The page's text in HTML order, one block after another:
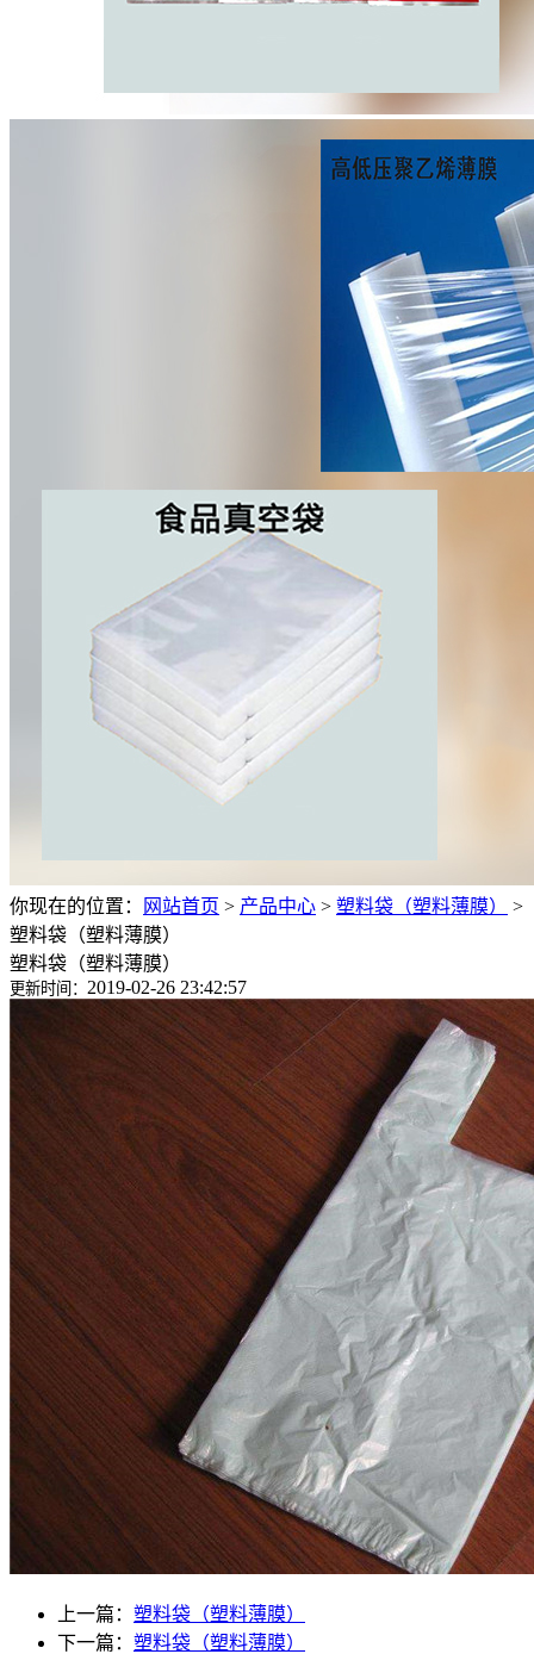
你现在的位置： 网站首页 > 产品中心 > 塑料袋（塑料薄膜）
>
塑料袋（塑料薄膜）
塑料袋（塑料薄膜）
更新时间： 2019-02-26 23:42:57
上一篇： 塑料袋（塑料薄膜）
下一篇： 塑料袋（塑料薄膜）